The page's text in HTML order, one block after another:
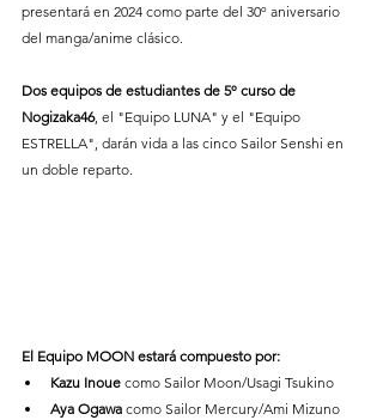
presentará en 2024 como parte del 30º aniversario
del manga/anime clásico.
Dos equipos de estudiantes de 5º curso de
Nogizaka46, el "Equipo LUNA" y el "Equipo
ESTRELLA", darán vida a las cinco Sailor Senshi en
un doble reparto.
El Equipo MOON estará compuesto por:
Kazu Inoue como Sailor Moon/Usagi Tsukino
Aya Ogawa como Sailor Mercury/Ami Mizuno